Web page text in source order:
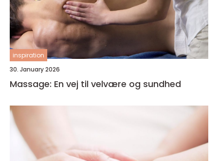
inspiration
30. January 2026
Massage: En vej til velvære og sundhed